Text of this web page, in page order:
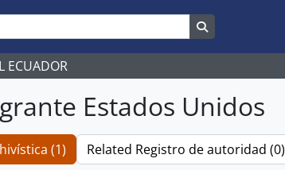
ECUADOR
Estados Unidos
(1) Related Registro de autoridad (0)